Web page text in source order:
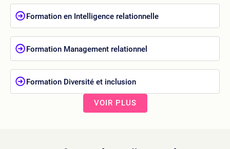
Formation en Intelligence relationnelle
Formation Management relationnel
Formation Diversité et inclusion
VOIR PLUS